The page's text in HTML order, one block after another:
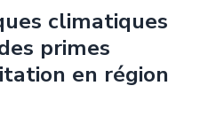
climatiques
primes
en région